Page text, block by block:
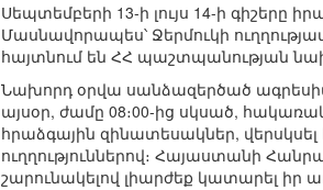
Սեպտեմբերի 13-ի լույս 14-ի գիշերը
Մասնավորապես՝ Ջերմուկի
հայտնում են ՀՀ պաշտպանության
Նախորդ օրվա սանձազերծած
այսօր, ժամը 08։00-ից սկսած,
հրաձգային զինատեսակներ,
ուղղություններով։ Հայաստանի
շարունակելով լիարժեք կատարել